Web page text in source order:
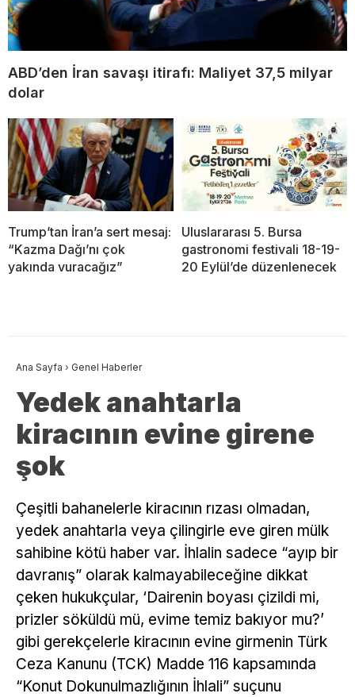
ABD’den İran savaşı itirafı: Maliyet 37,5 milyar
dolar
Trump’tan İran’a sert mesaj:
“Kazma Dağı’nı çok
yakında vuracağız”
Uluslararası 5. Bursa
gastronomi festivali 18-19-
20 Eylül’de düzenlenecek
Ana Sayfa › Genel Haberler
Yedek anahtarla
kiracının evine girene
şok
Çeşitli bahanelerle kiracının rızası olmadan,
yedek anahtarla veya çilingirle eve giren mülk
sahibine kötü haber var. İhlalin sadece “ayıp bir
davranış” olarak kalmayabileceğine dikkat
çeken hukukçular, ‘Dairenin boyası çizildi mi,
prizler söküldü mü, evime temiz bakıyor mu?’
gibi gerekçelerle kiracının evine girmenin Türk
Ceza Kanunu (TCK) Madde 116 kapsamında
“Konut Dokunulmazlığının İhlali” suçunu